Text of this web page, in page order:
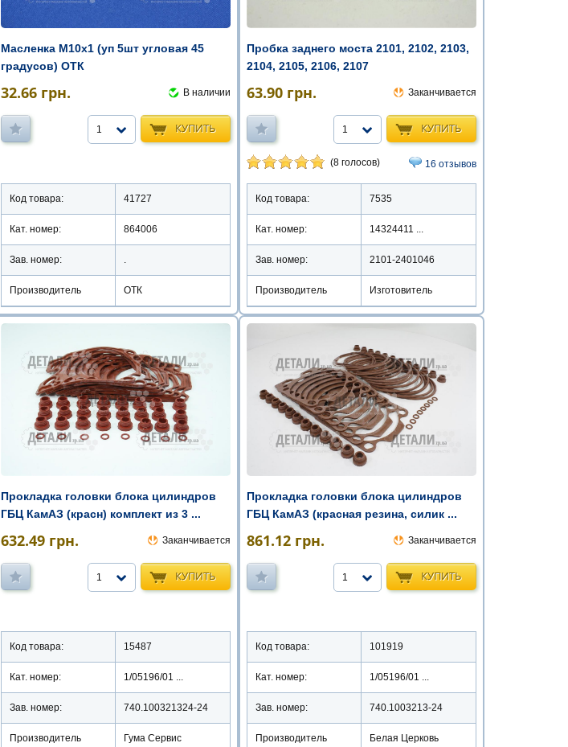
Масленка М10х1 (уп 5шт угловая 45
градусов) ОТК
32.66 грн. В наличии
КУПИТЬ
1
Код товара: 41727
Кат. номер: 864006
Зав. номер:
Производитель ОТК
Пробка заднего моста 2101, 2102, 2103,
2104, 2105, 2106, 2107
63.90 грн. Заканчивается
КУПИТЬ
1
(8 голосов) 16 отзывов
Код товара: 7535
Кат. номер: 14324411 ...
Зав. номер: 2101-2401046
Производитель Изготовитель
Прокладка головки блока цилиндров
ГБЦ КамАЗ (красн) комплект из 3 ...
632.49 грн. Заканчивается
КУПИТЬ
1
Код товара: 15487
Кат. номер: 1/05196/01 ...
Зав. номер: 740.100321324-24
Производитель Гума Сервис
Прокладка головки блока цилиндров
ГБЦ КамАЗ (красная резина, силик ...
861.12 грн. Заканчивается
КУПИТЬ
1
Код товара: 101919
Кат. номер: 1/05196/01 ...
Зав. номер: 740.1003213-24
Производитель Белая Церковь